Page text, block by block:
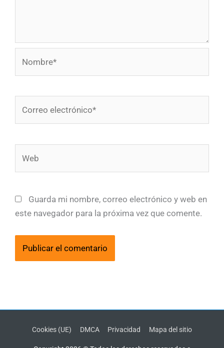
Guarda mi nombre, correo electrónico y web en
este navegador para la próxima vez que comente.
Cookies (UE) DMCA Privacidad Mapa del sitio